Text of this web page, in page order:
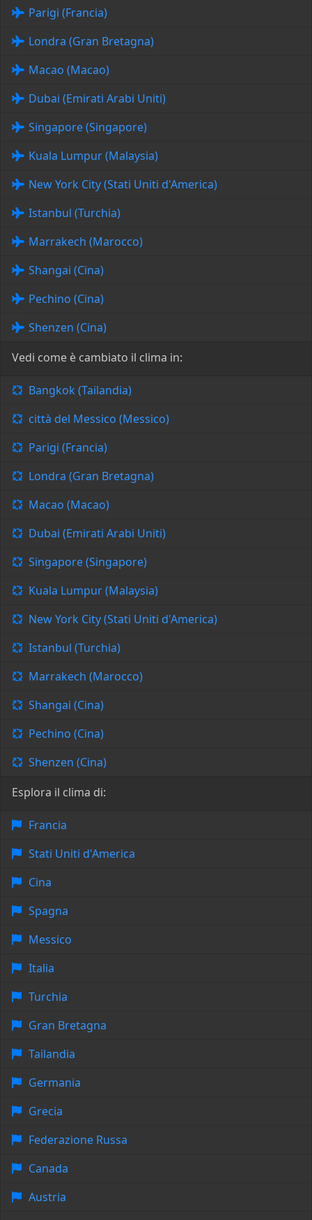
Parigi (Francia)
Londra (Gran Bretagna)
Macao (Macao)
Dubai (Emirati Arabi Uniti)
Singapore (Singapore)
Kuala Lumpur (Malaysia)
New York City (Stati Uniti d'America)
Istanbul (Turchia)
Marrakech (Marocco)
Shangai (Cina)
Pechino (Cina)
Shenzen (Cina)
Vedi come è cambiato il clima in:
Bangkok (Tailandia)
città del Messico (Messico)
Parigi (Francia)
Londra (Gran Bretagna)
Macao (Macao)
Dubai (Emirati Arabi Uniti)
Singapore (Singapore)
Kuala Lumpur (Malaysia)
New York City (Stati Uniti d'America)
Istanbul (Turchia)
Marrakech (Marocco)
Shangai (Cina)
Pechino (Cina)
Shenzen (Cina)
Esplora il clima di:
Francia
Stati Uniti d'America
Cina
Spagna
Messico
Italia
Turchia
Gran Bretagna
Tailandia
Germania
Grecia
Federazione Russa
Canada
Austria